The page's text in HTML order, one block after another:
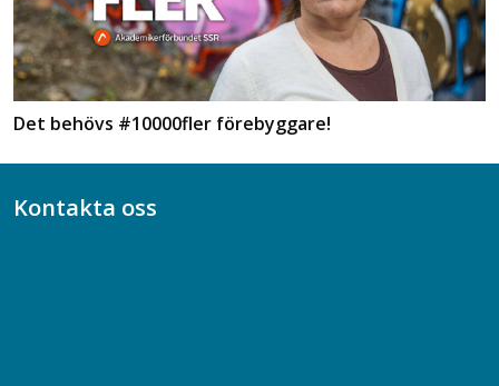
Det behövs #10000fler förebyggare!
Kontakta oss